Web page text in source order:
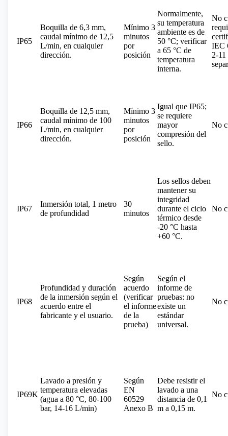
IP65
Boquilla de 6,3 mm,
caudal mínimo de 12,5
L/min, en cualquier
dirección.
Mínimo 3
minutos
por
posición
Normalmente,
su temperatura
ambiente es de
50 °C; verificar
a 65 °C de
temperatura
interna.
No
IEC
2-11
IP66
Boquilla de 12,5 mm,
caudal mínimo de 100
L/min, en cualquier
dirección.
Mínimo 3
minutos
por
posición
Igual que IP65;
se requiere
mayor
compresión del
sello.
No
IP67
Inmersión total, 1 metro
de profundidad
30
minutos
Los sellos deben
mantener su
integridad
durante el ciclo
térmico desde
-20 °C hasta
+60 °C.
No
IP68
Profundidad y duración
de la inmersión según el
acuerdo entre el
fabricante y el usuario.
Según
acuerdo
(verificar
el informe
de la
prueba)
Según el
informe de
pruebas: no
existe un
estándar
universal.
No
IP69K
Lavado a presión y
temperatura elevadas
(agua a 80 °C, 80-100
bar, 14-16 L/min)
Según
EN
60529
Anexo B
Debe resistir el
lavado a una
distancia de 0,1
m a 0,15 m.
No